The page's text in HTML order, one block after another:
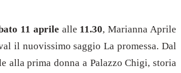
11 aprile alle 11.30, Marianna Aprile
il nuovissimo saggio La promessa. Dal
alla prima donna a Palazzo Chigi, storia